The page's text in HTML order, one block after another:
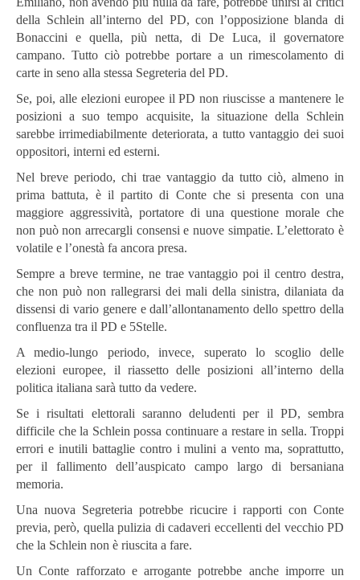
della Schlein all’interno del PD, con l’opposizione blanda di
Bonaccini e quella, più netta, di De Luca, il governatore
campano. Tutto ciò potrebbe portare a un rimescolamento di
carte in seno alla stessa Segreteria del PD.
Se, poi, alle elezioni europee il PD non riuscisse a mantenere le
posizioni a suo tempo acquisite, la situazione della Schlein
sarebbe irrimediabilmente deteriorata, a tutto vantaggio dei suoi
oppositori, interni ed esterni.
Nel breve periodo, chi trae vantaggio da tutto ciò, almeno in
prima battuta, è il partito di Conte che si presenta con una
maggiore aggressività, portatore di una questione morale che
non può non arrecargli consensi e nuove simpatie. L’elettorato è
volatile e l’onestà fa ancora presa.
Sempre a breve termine, ne trae vantaggio poi il centro destra,
che non può non rallegrarsi dei mali della sinistra, dilaniata da
dissensi di vario genere e dall’allontanamento dello spettro della
confluenza tra il PD e 5Stelle.
A medio-lungo periodo, invece, superato lo scoglio delle
elezioni europee, il riassetto delle posizioni all’interno della
politica italiana sarà tutto da vedere.
Se i risultati elettorali saranno deludenti per il PD, sembra
difficile che la Schlein possa continuare a restare in sella. Troppi
errori e inutili battaglie contro i mulini a vento ma, soprattutto,
per il fallimento dell’auspicato campo largo di bersaniana
memoria.
Una nuova Segreteria potrebbe ricucire i rapporti con Conte
previa, però, quella pulizia di cadaveri eccellenti del vecchio PD
che la Schlein non è riuscita a fare.
Un Conte rafforzato e arrogante potrebbe anche imporre un